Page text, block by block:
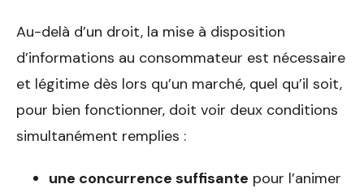
Au-delà d’un droit, la mise à disposition
d’informations au consommateur est nécessaire
et légitime dès lors qu’un marché, quel qu’il soit,
pour bien fonctionner, doit voir deux conditions
simultanément remplies :
une concurrence suffisante pour l’animer